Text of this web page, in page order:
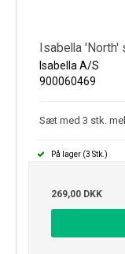
Isabella
Isabella A/S
900060469
Sæt med 3 stk.
På lager (3 Stk.)
269,00 DKK